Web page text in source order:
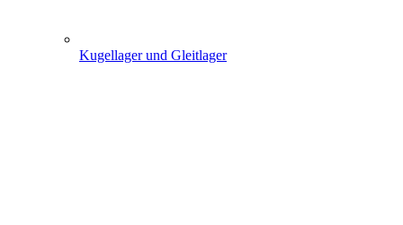
Kugellager und Gleitlager